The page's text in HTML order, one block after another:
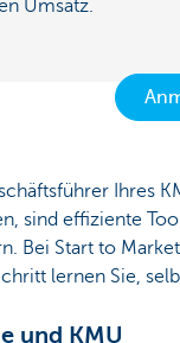
Umsatz.
Ihres
sind effiziente
Bei Start to
lernen Sie,
und KMU